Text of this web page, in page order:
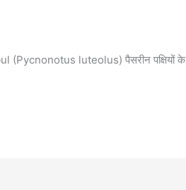
(Pycnonotus luteolus) पैसरीन पक्षियों के